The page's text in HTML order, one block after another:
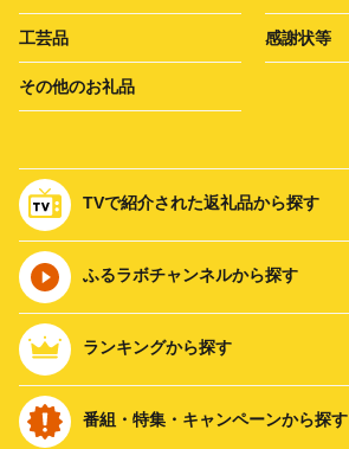
工芸品 感謝状等
その他のお礼品
TVで紹介された返礼品から探す
ふるラボチャンネルから探す
ランキングから探す
番組・特集・キャンペーンから探す